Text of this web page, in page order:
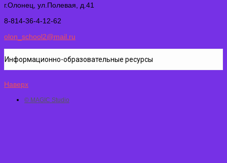
г.Олонец, ул.Полевая, д.41
8-814-36-4-12-62
olon_school2@mail.ru
Информационно-образовательные ресурсы
Наверх
© MAGIC Studio